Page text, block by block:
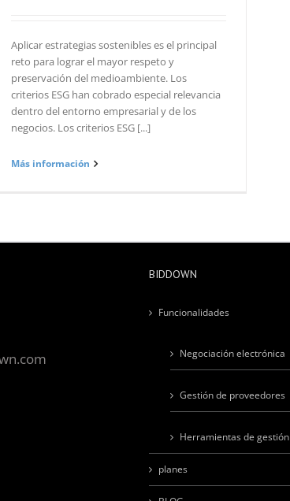
Aplicar estrategias sostenibles es el principal
reto para lograr el mayor respeto y
preservación del medioambiente. Los
criterios ESG han cobrado especial relevancia
dentro del entorno empresarial y de los
negocios. Los criterios ESG [...]
Más información
BIDDOWN
Funcionalidades
Negociación electrónica
Gestión de proveedores
Herramientas de gestión
planes